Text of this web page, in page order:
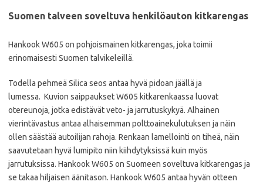
Suomen talveen soveltuva henkilöauton kitkarengas
Hankook W605 on pohjoismainen kitkarengas, joka toimii
erinomaisesti Suomen talvikeleillä.
Todella pehmeä Silica seos antaa hyvä pidoan jäällä ja
lumessa. Kuvion saippaukset W605 kitkarenkaassa luovat
otereunoja, jotka edistävät veto- ja jarrutuskykyä. Alhainen
vierintävastus antaa alhaisemman polttoainekulutuksen ja näin
ollen säästää autoilijan rahoja. Renkaan lamellointi on tiheä, näin
saavutetaan hyvä lumipito niin kiihdytyksissä kuin myös
jarrutuksissa. Hankook W605 on Suomeen soveltuva kitkarengas ja
se takaa hiljaisen äänitason. Hankook W605 antaa hyvän otteen